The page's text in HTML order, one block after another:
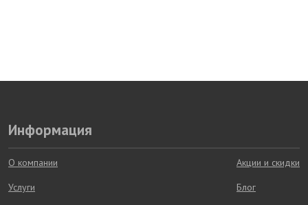
Информация
О компании
Услуги
Акции и скидки
Блог